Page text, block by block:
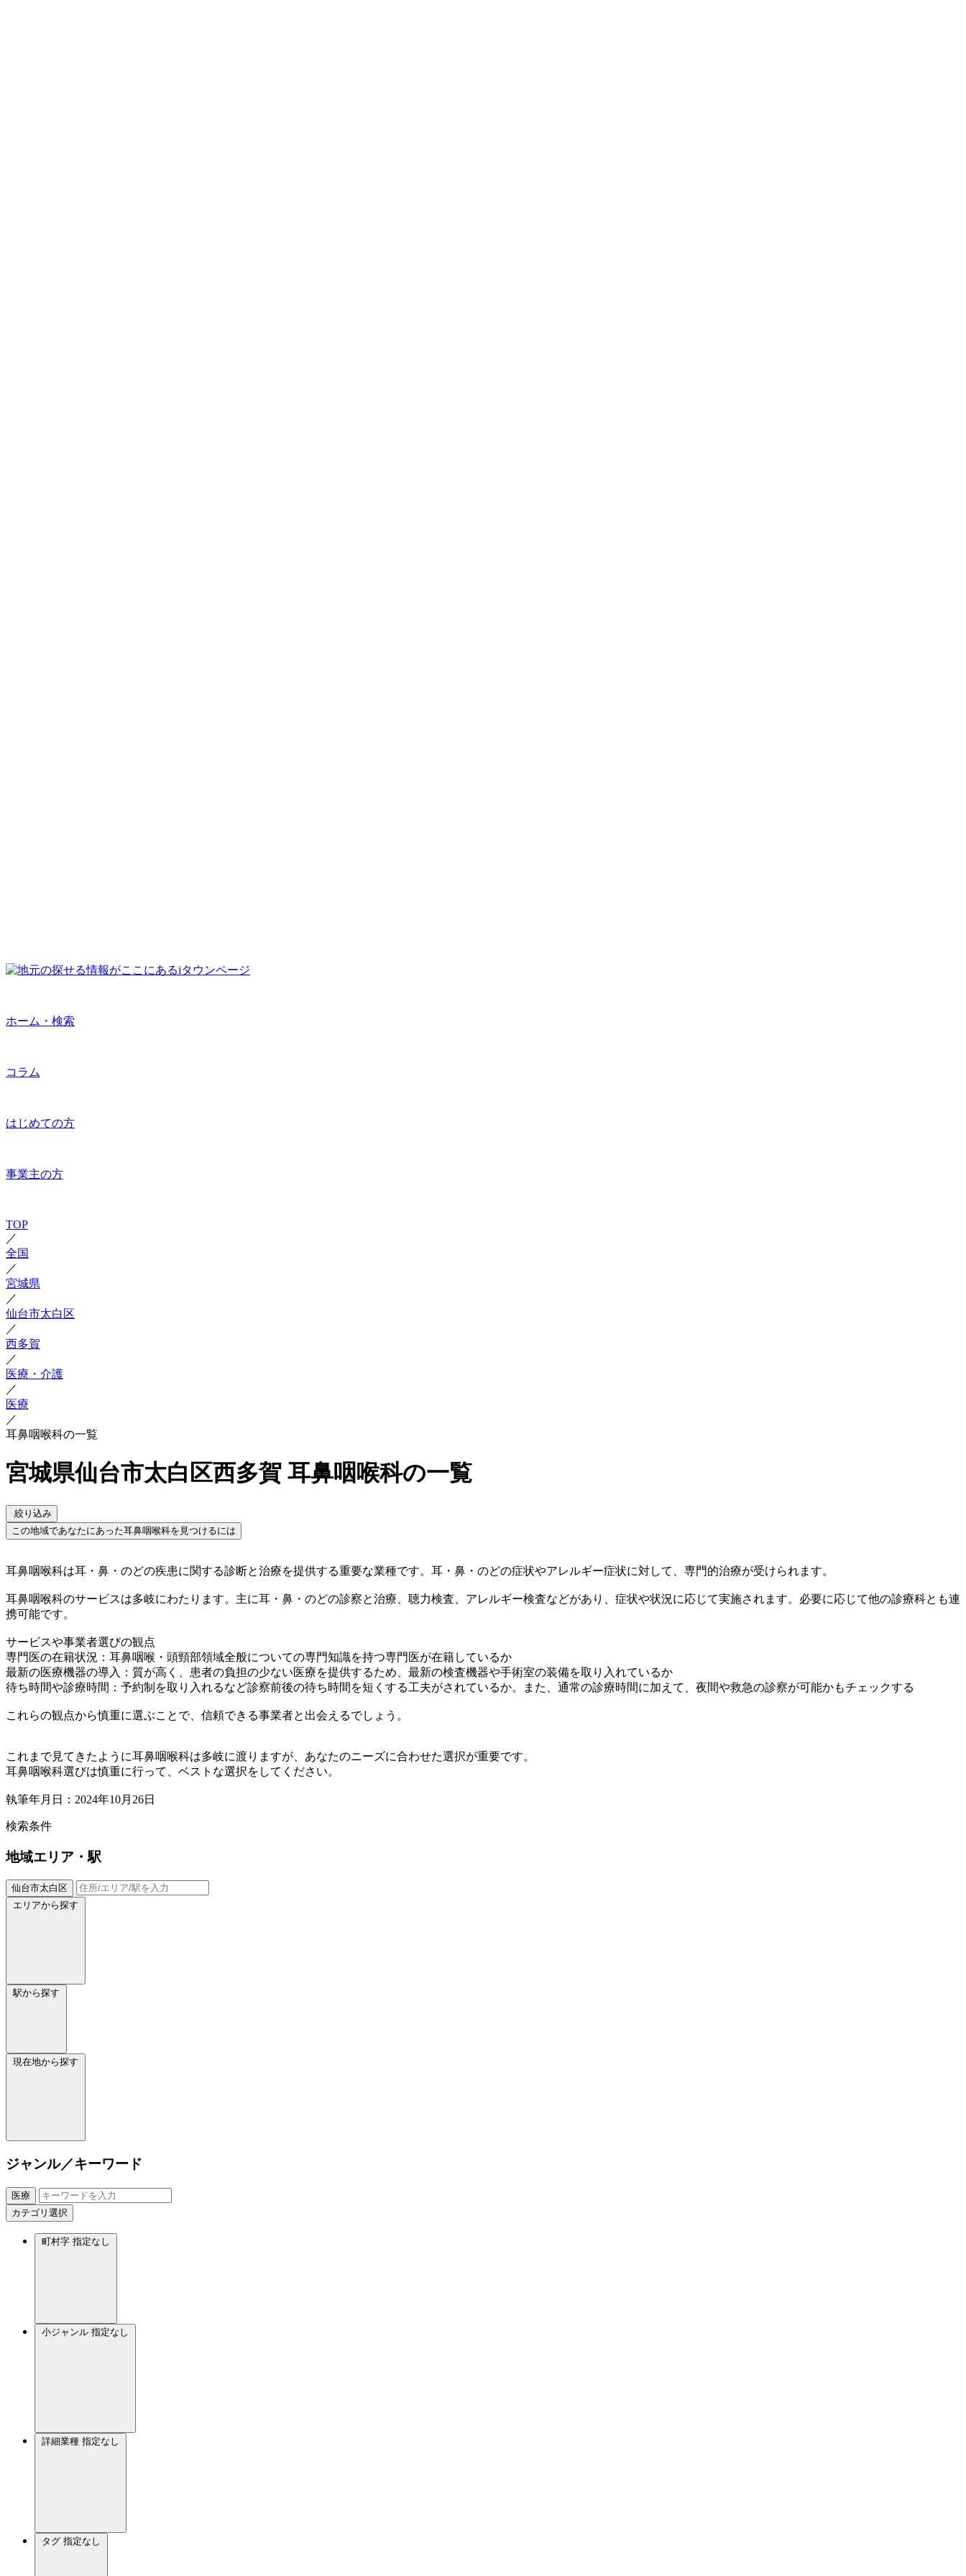
ホーム・検索
コラム
はじめての方
事業主の方
TOP
／
全国
／
宮城県
／
仙台市太白区
／
西多賀
／
医療・介護
／
医療
／
耳鼻咽喉科の一覧
宮城県仙台市太白区西多賀 耳鼻咽喉科の一覧
絞り込み
この地域であなたにあった耳鼻咽喉科を見つけるには
耳鼻咽喉科は耳・鼻・のどの疾患に関する診断と治療を提供する重要な業種です。耳・鼻・のどの症状やアレルギー症状に対して、専門的治療が受けられます。
耳鼻咽喉科のサービスは多岐にわたります。主に耳・鼻・のどの診察と治療、聴力検査、アレルギー検査などがあり、症状や状況に応じて実施されます。必要に応じて他の診療科とも連
携可能です。
サービスや事業者選びの観点
専門医の在籍状況：耳鼻咽喉・頭頸部領域全般についての専門知識を持つ専門医が在籍しているか
最新の医療機器の導入：質が高く、患者の負担の少ない医療を提供するため、最新の検査機器や手術室の装備を取り入れているか
待ち時間や診療時間：予約制を取り入れるなど診察前後の待ち時間を短くする工夫がされているか。また、通常の診療時間に加えて、夜間や救急の診察が可能かもチェックする
これらの観点から慎重に選ぶことで、信頼できる事業者と出会えるでしょう。
これまで見てきたように耳鼻咽喉科は多岐に渡りますが、あなたのニーズに合わせた選択が重要です。
耳鼻咽喉科選びは慎重に行って、ベストな選択をしてください。
執筆年月日：2024年10月26日
検索条件
地域エリア・駅
仙台市太白区
エリアから探す
駅から探す
現在地から探す
ジャンル／キーワード
医療
カテゴリ選択
町村字 指定なし
小ジャンル 指定なし
詳細業種 指定なし
タグ 指定なし